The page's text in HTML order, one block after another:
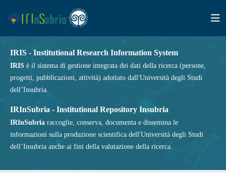
IRIS - Institutional Research Information System
IRIS è il sistema di gestione integrata dei dati della ricerca (persone,
progetti, pubblicazioni, attività) adottato dall'Università degli Studi
dell’Insubria.
IRInSubria - Institutional Repository Insubria
IRInSubria raccoglie, conserva, documenta e dissemina le
informazioni sulla produzione scientifica dell'Università degli Studi
dell’Insubria anche ai fini della valutazione della ricerca.